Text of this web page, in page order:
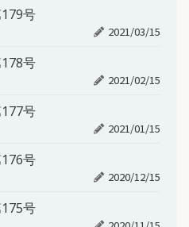
号
2021/03/15
号
2021/02/15
号
2021/01/15
号
2020/12/15
号